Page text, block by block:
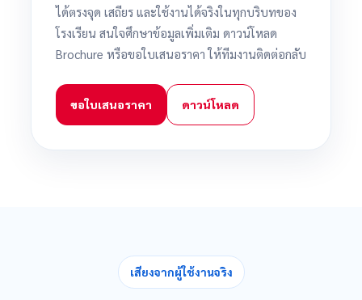
ได้ตรงจุด เสถียร และใช้งานได้จริงในทุกบริบทของ
โรงเรียน สนใจศึกษาข้อมูลเพิ่มเติม ดาวน์โหลด
Brochure หรือขอใบเสนอราคา ให้ทีมงานติดต่อกลับ
ขอใบเสนอราคา ดาวน์โหลด
เสียงจากผู้ใช้งานจริง